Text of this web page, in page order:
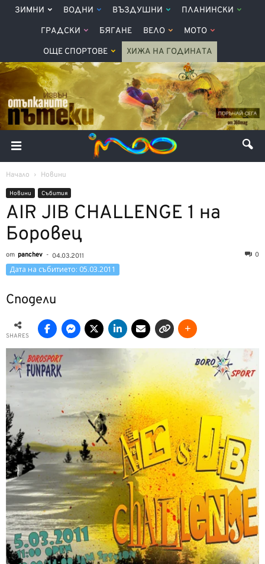
ЗИМНИ ВОДНИ ВЪЗДУШНИ ПЛАНИНСКИ
ГРАДСКИ БЯГАНЕ ВЕЛО МОТО
ОЩЕ СПОРТОВЕ ХИЖА НА ГОДИНАТА
Начало Новини
Новини Събития
AIR JIB CHALLENGE 1 на
Боровец
от panchev - 04.03.2011 0
Дата на събитието: 05.03.2011
Сподели
SHARES